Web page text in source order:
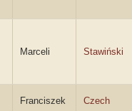
Marceli Stawiński
Franciszek Czech